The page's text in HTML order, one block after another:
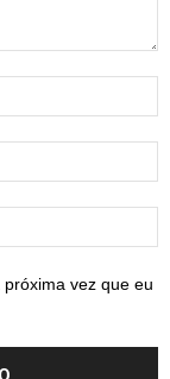
vez que eu